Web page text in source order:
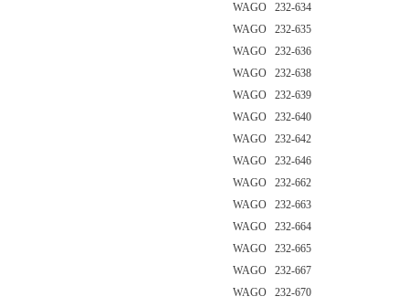
WAGO 232-634
WAGO 232-635
WAGO 232-636
WAGO 232-638
WAGO 232-639
WAGO 232-640
WAGO 232-642
WAGO 232-646
WAGO 232-662
WAGO 232-663
WAGO 232-664
WAGO 232-665
WAGO 232-667
WAGO 232-670